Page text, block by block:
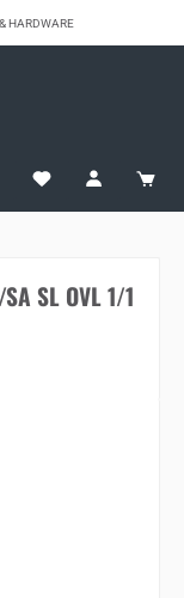
HARDWARE
SL OVL 1/1